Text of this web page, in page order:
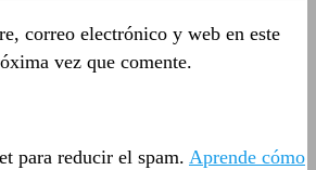
correo electrónico y web en este
vez que comente.
para reducir el spam. Aprende cómo